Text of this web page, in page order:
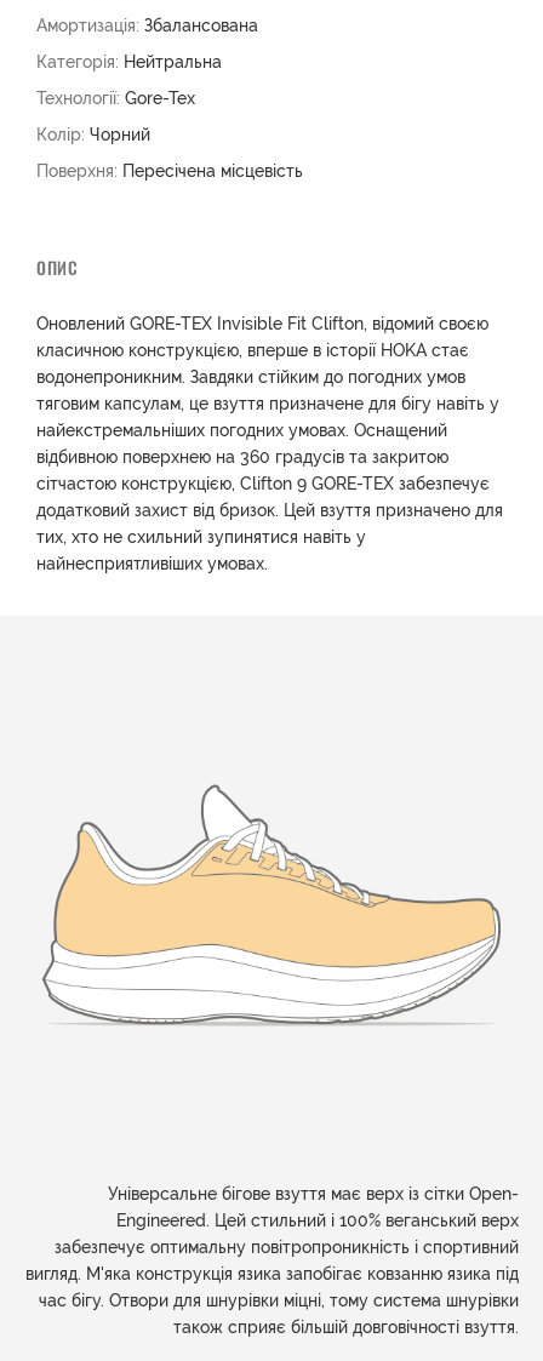
Амортизація: Збалансована
Категорія: Нейтральна
Технології: Gore-Tex
Колір: Чорний
Поверхня: Пересічена місцевість
ОПИС
Оновлений GORE-TEX Invisible Fit Clifton, відомий своєю
класичною конструкцією, вперше в історії HOKA стає
водонепроникним. Завдяки стійким до погодних умов
тяговим капсулам, це взуття призначене для бігу навіть у
найекстремальніших погодних умовах. Оснащений
відбивною поверхнею на 360 градусів та закритою
сітчастою конструкцією, Clifton 9 GORE-TEX забезпечує
додатковий захист від бризок. Цей взуття призначено для
тих, хто не схильний зупинятися навіть у
найнесприятливіших умовах.
Універсальне бігове взуття має верх із сітки Open-
Engineered. Цей стильний і 100% веганський верх
забезпечує оптимальну повітропроникність і спортивний
вигляд. М'яка конструкція язика запобігає ковзанню язика під
час бігу. Отвори для шнурівки міцні, тому система шнурівки
також сприяє більшій довговічності взуття.